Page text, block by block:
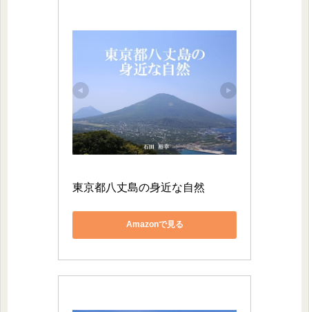
東京都八丈島の身近な自然
Amazonで見る